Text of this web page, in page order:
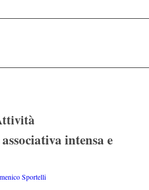
intensa e
Sportelli